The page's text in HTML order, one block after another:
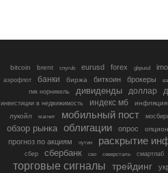
bitcoin brent cnyrub eurusd forex gbpusd
аэрофлот банки биржа биткоин брокеры
гмк норникель
дивиденды доллар
инвестиции в недвижимость индекс мб
инфляция
лукойл
магнит мобильный пост
обзор рынка облигации опрос
прогноз по акциям путин раскрытие
сбер сбербанк сво северсталь смартлаб
торговые сигналы трейдинг